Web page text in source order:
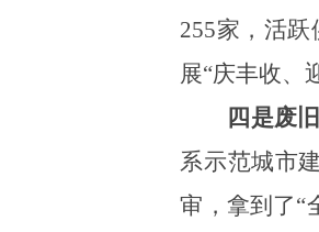
255家，活跃
展“庆丰收、
四是废
系示范城市
审，拿到了“